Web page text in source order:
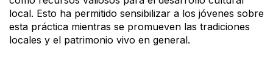
local. Esto ha permitido sensibilizar a los jóvenes sobre
esta práctica mientras se promueven las tradiciones
locales y el patrimonio vivo en general.